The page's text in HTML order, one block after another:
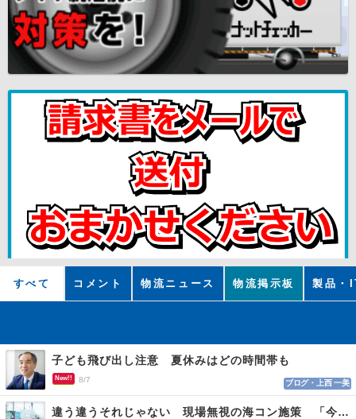
すべて コメント 物流ニュース 物流掲示板 製品・
子ども飛び出し注意 夏休みはどの時間帯も
New!! 8/7 ブログ・上西 一美
違う違うそれじゃない 現場無視の海コン施策 「今でも平均２～３時間は待つ」